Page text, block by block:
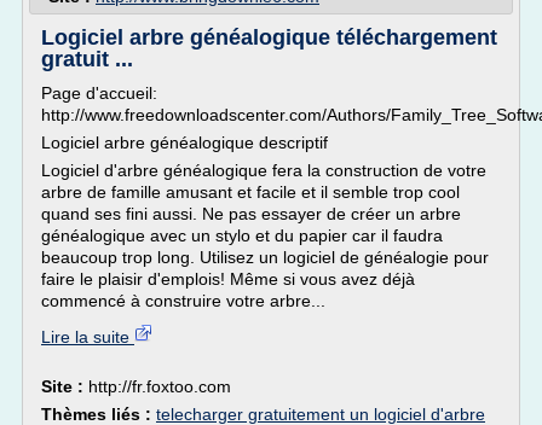
Logiciel arbre généalogique téléchargement
gratuit ...
Page d'accueil:
http://www.freedownloadscenter.com/Authors/
Logiciel arbre généalogique descriptif
Logiciel d'arbre généalogique fera la construction de votre
arbre de famille amusant et facile et il semble trop cool
quand ses fini aussi. Ne pas essayer de créer un arbre
généalogique avec un stylo et du papier car il faudra
beaucoup trop long. Utilisez un logiciel de généalogie pour
faire le plaisir d'emplois! Même si vous avez déjà
commencé à construire votre arbre...
Lire la suite
Site : http://fr.foxtoo.com
Thèmes liés : telecharger gratuitement un logiciel d'arbre